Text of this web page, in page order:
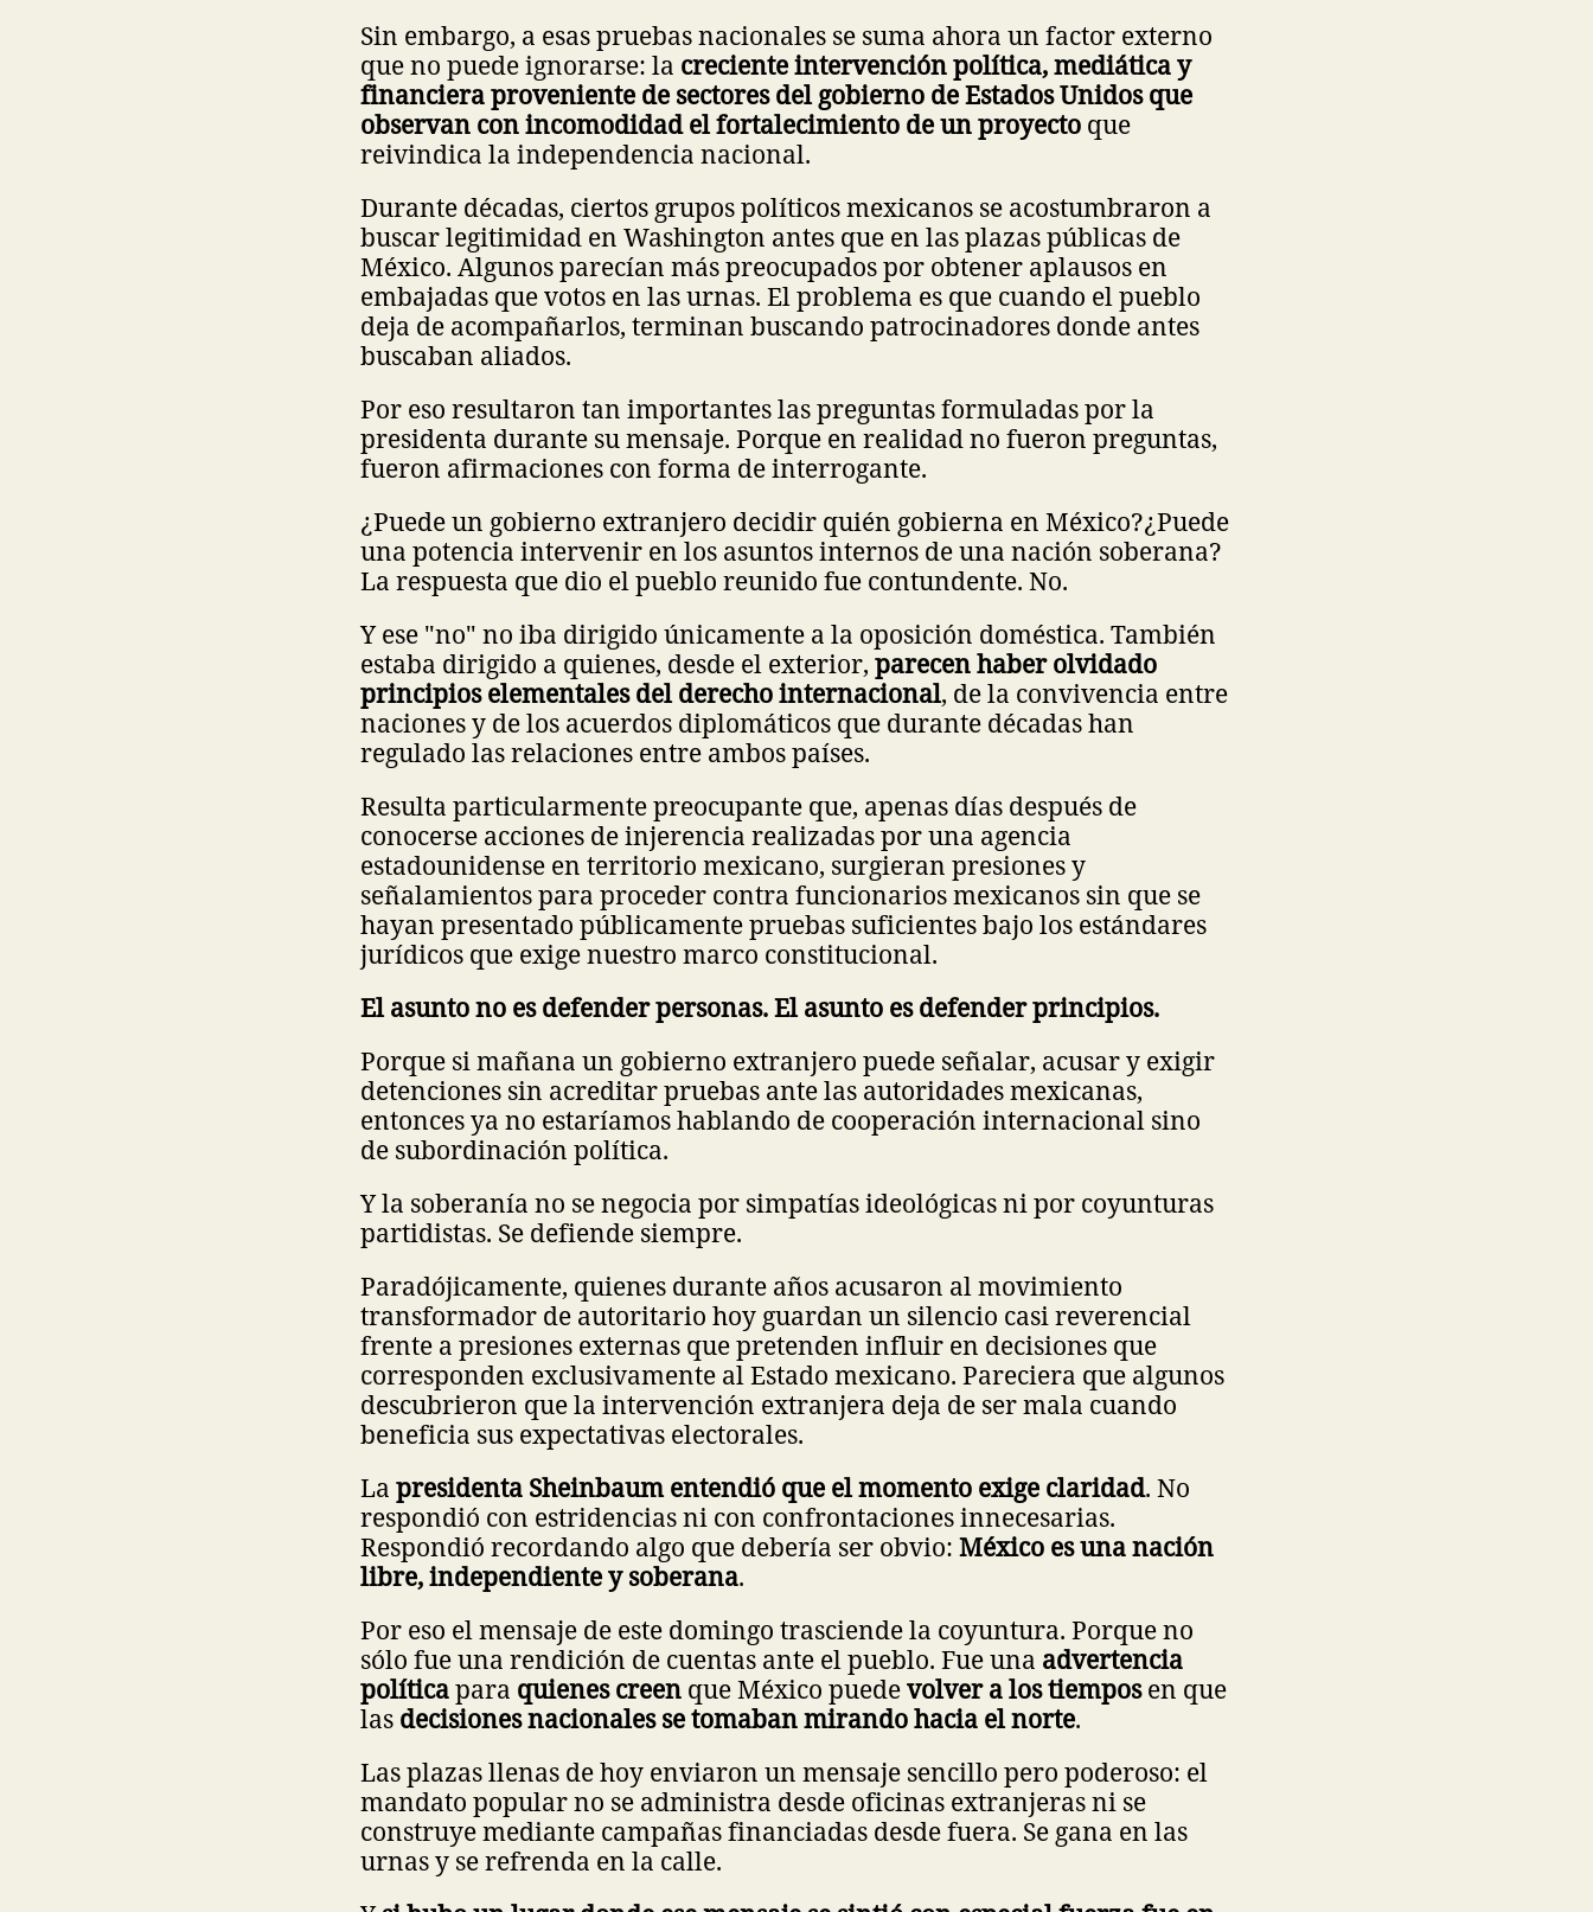
Sin embargo, a esas pruebas nacionales se suma ahora un factor externo
que no puede ignorarse: la creciente intervención política, mediática y
financiera proveniente de sectores del gobierno de Estados Unidos que
observan con incomodidad el fortalecimiento de un proyecto que
reivindica la independencia nacional.
Durante décadas, ciertos grupos políticos mexicanos se acostumbraron a
buscar legitimidad en Washington antes que en las plazas públicas de
México. Algunos parecían más preocupados por obtener aplausos en
embajadas que votos en las urnas. El problema es que cuando el pueblo
deja de acompañarlos, terminan buscando patrocinadores donde antes
buscaban aliados.
Por eso resultaron tan importantes las preguntas formuladas por la
presidenta durante su mensaje. Porque en realidad no fueron preguntas,
fueron afirmaciones con forma de interrogante.
¿Puede un gobierno extranjero decidir quién gobierna en México?¿Puede
una potencia intervenir en los asuntos internos de una nación soberana?
La respuesta que dio el pueblo reunido fue contundente. No.
Y ese "no" no iba dirigido únicamente a la oposición doméstica. También
estaba dirigido a quienes, desde el exterior, parecen haber olvidado
principios elementales del derecho internacional, de la convivencia entre
naciones y de los acuerdos diplomáticos que durante décadas han
regulado las relaciones entre ambos países.
Resulta particularmente preocupante que, apenas días después de
conocerse acciones de injerencia realizadas por una agencia
estadounidense en territorio mexicano, surgieran presiones y
señalamientos para proceder contra funcionarios mexicanos sin que se
hayan presentado públicamente pruebas suficientes bajo los estándares
jurídicos que exige nuestro marco constitucional.
El asunto no es defender personas. El asunto es defender principios.
Porque si mañana un gobierno extranjero puede señalar, acusar y exigir
detenciones sin acreditar pruebas ante las autoridades mexicanas,
entonces ya no estaríamos hablando de cooperación internacional sino
de subordinación política.
Y la soberanía no se negocia por simpatías ideológicas ni por coyunturas
partidistas. Se defiende siempre.
Paradójicamente, quienes durante años acusaron al movimiento
transformador de autoritario hoy guardan un silencio casi reverencial
frente a presiones externas que pretenden influir en decisiones que
corresponden exclusivamente al Estado mexicano. Pareciera que algunos
descubrieron que la intervención extranjera deja de ser mala cuando
beneficia sus expectativas electorales.
La presidenta Sheinbaum entendió que el momento exige claridad. No
respondió con estridencias ni con confrontaciones innecesarias.
Respondió recordando algo que debería ser obvio: México es una nación
libre, independiente y soberana.
Por eso el mensaje de este domingo trasciende la coyuntura. Porque no
sólo fue una rendición de cuentas ante el pueblo. Fue una advertencia
políticapara quienes creen que México puedevolver a los tiemposen que
las decisiones nacionales se tomaban mirando hacia el norte.
Las plazas llenas de hoy enviaron un mensaje sencillo pero poderoso: el
mandato popular no se administra desde oficinas extranjeras ni se
construye mediante campañas financiadas desde fuera. Se gana en las
urnas y se refrenda en la calle.